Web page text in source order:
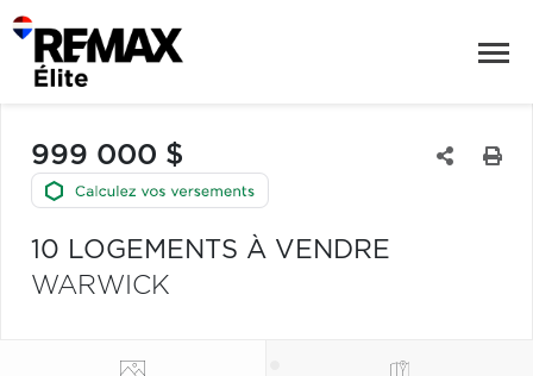
999 000 $
10 LOGEMENTS À VENDRE
WARWICK